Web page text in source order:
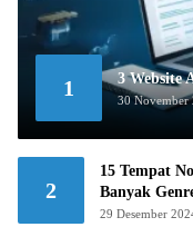
1 3 Website
30 November
2
15 Tempat
Banyak
29 Desember